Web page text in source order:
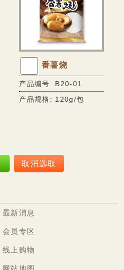
番薯烧
产品编号: B20-01
产品规格: 120g/包
取消选取
最新消息
会员专区
线上购物